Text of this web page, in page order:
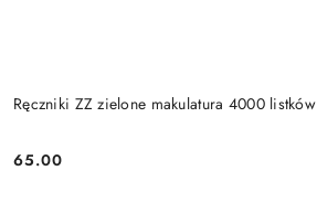
Ręczniki ZZ zielone makulatura 4000 listków
Cena:
65.00